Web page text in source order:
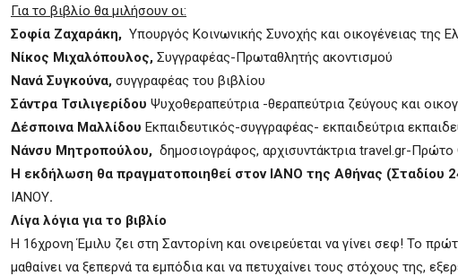
Για το βιβλίο θα μιλήσουν οι:
Σοφία Ζαχαράκη, Υπουργός Κοινωνικής Συνοχής και οικογένειας της
Νίκος Μιχαλόπουλος, Συγγραφέας-Πρωταθλητής ακοντισμού
Νανά Συγκούνα, συγγραφέας του βιβλίου
Σάντρα Τσιλιγερίδου Ψυχοθεραπεύτρια -θεραπεύτρια ζεύγους και
Δέσποινα Μαλλίδου Εκπαιδευτικός-συγγραφέας- εκπαιδεύτρια
Νάνσυ Μητροπούλου, δημοσιογράφος, αρχισυντάκτρια travel.gr-
Η εκδήλωση θα πραγματοποιηθεί στον ΙΑΝΟ της Αθήνας (Σταδίου
ΙΑΝΟΥ.
Λίγα λόγια για το βιβλίο
Η 16χρονη Έμιλυ ζει στη Σαντορίνη και ονειρεύεται να γίνει σεφ! Το
μαθαίνει να ξεπερνά τα εμπόδια και να πετυχαίνει τους στόχους της,